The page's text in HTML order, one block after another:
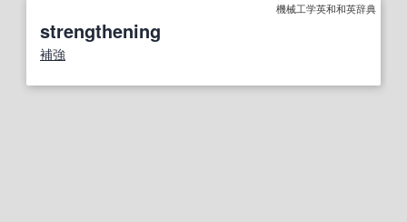
機械工学英和和英辞典
strengthening
補強